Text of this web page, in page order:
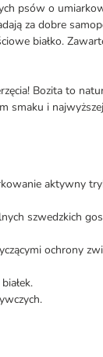
psów o
za dobre
białko.
Bozita to
smaku i
aktywny
szwedzkich
ochrony